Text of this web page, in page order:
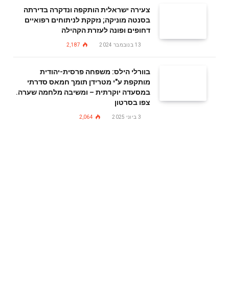
צעירה ישראלית הותקפה ונדקרה בדירתה
בסנטה מוניקה; נזקקת לניתוחים רפואיים
דחופים ופונה לעזרת הקהילה
13 בנובמבר 2024 2,187
בוורלי הילס: משפחה פרסית-יהודית
מותקפת ע"י מטרידן תומך חמאס סדרתי
במסעדה יוקרתית – ומשיבה מלחמה שערה.
צפו בסרטון
3 ביוני 2025 2,064